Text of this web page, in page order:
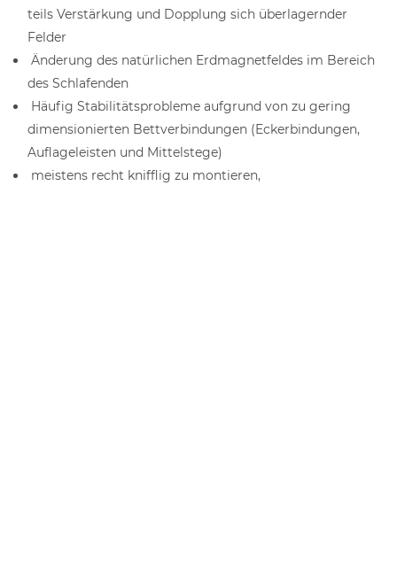
teils Verstärkung und Dopplung sich überlagernder
Felder
Änderung des natürlichen Erdmagnetfeldes im Bereich
des Schlafenden
Häufig Stabilitätsprobleme aufgrund von zu gering
dimensionierten Bettverbindungen (Eckerbindungen,
Auflageleisten und Mittelstege)
meistens recht knifflig zu montieren,